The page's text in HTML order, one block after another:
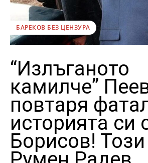
БАРЕКОВ БЕЗ ЦЕНЗУРА
“Излъганото
камилче”
повтаря
историята си
Борисов!